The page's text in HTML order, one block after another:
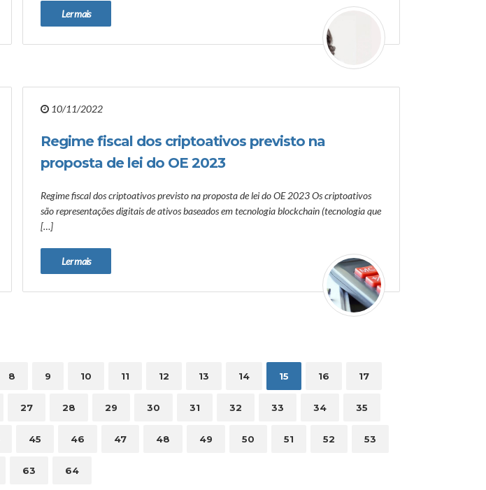
Ler mais
10/11/2022
Regime fiscal dos criptoativos previsto na
proposta de lei do OE 2023
Regime fiscal dos criptoativos previsto na proposta de lei do OE 2023 Os criptoativos
são representações digitais de ativos baseados em tecnologia blockchain (tecnologia que
[…]
Ler mais
8 9 10 11 12 13 14 15 16 17
27 28 29 30 31 32 33 34 35
45 46 47 48 49 50 51 52 53
63 64